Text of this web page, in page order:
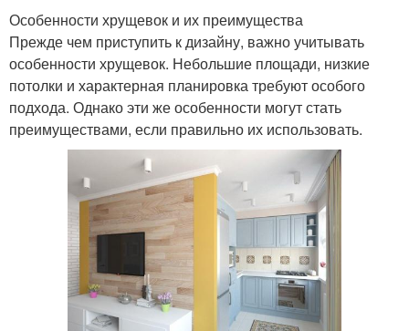
Особенности хрущевок и их преимущества
Прежде чем приступить к дизайну, важно учитывать
особенности хрущевок. Небольшие площади, низкие
потолки и характерная планировка требуют особого
подхода. Однако эти же особенности могут стать
преимуществами, если правильно их использовать.